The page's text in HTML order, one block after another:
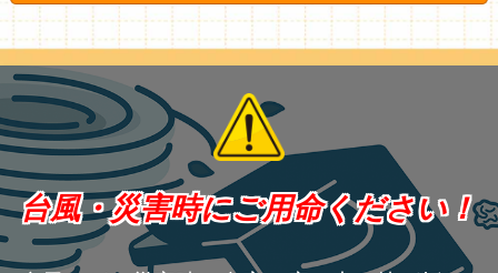
台風・災害時にご用命ください！